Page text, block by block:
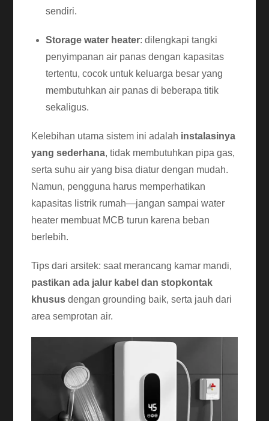
sendiri.
Storage water heater: dilengkapi tangki
penyimpanan air panas dengan kapasitas
tertentu, cocok untuk keluarga besar yang
membutuhkan air panas di beberapa titik
sekaligus.
Kelebihan utama sistem ini adalah instalasinya
yang sederhana, tidak membutuhkan pipa gas,
serta suhu air yang bisa diatur dengan mudah.
Namun, pengguna harus memperhatikan
kapasitas listrik rumah—jangan sampai water
heater membuat MCB turun karena beban
berlebih.
Tips dari arsitek: saat merancang kamar mandi,
pastikan ada jalur kabel dan stopkontak
khusus dengan grounding baik, serta jauh dari
area semprotan air.